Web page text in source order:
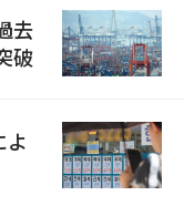
去
破
よ